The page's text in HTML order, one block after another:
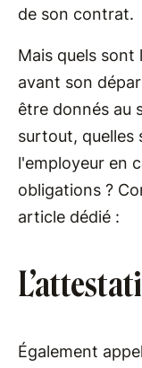
de son contrat.
Mais quels
avant son
être donnés au
surtout, quelles
l'employeur en
obligations ?
article dédié :
Également